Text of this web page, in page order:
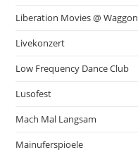
Liberation Movies @ Waggon
Livekonzert
Low Frequency Dance Club
Lusofest
Mach Mal Langsam
Mainuferspioele